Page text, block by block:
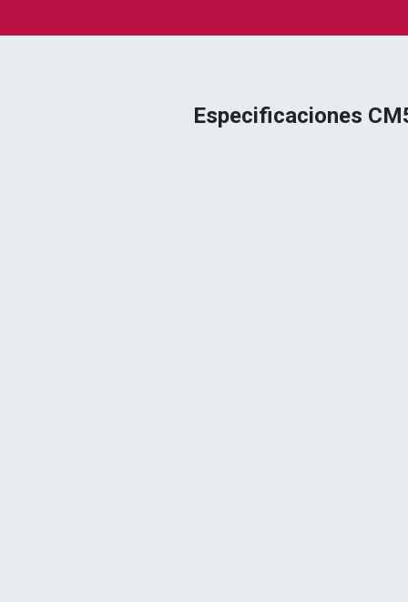
Especificaciones